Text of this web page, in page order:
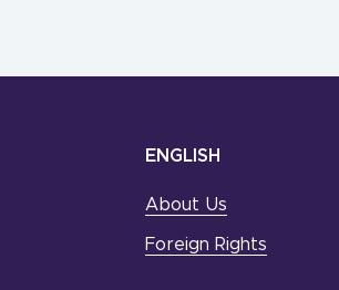
ENGLISH
About Us
Foreign Rights